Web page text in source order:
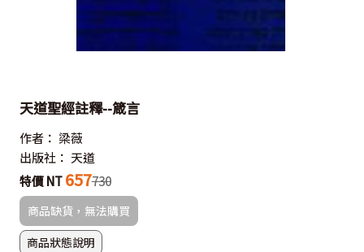
天道聖經註釋--箴言
作者： 梁薇
出版社： 天道
特價 NT 657730
商品缺貨，無法購買
商品狀態說明